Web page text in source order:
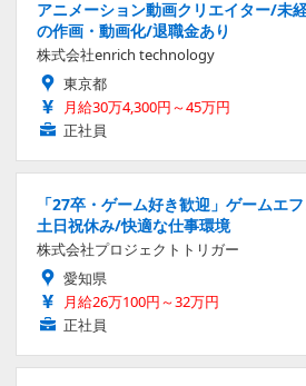
アニメーション動画クリエイター/未
の作画・動画化/退職金あり
株式会社enrich technology
東京都
月給30万4,300円～45万円
正社員
「27卒・ゲーム好き歓迎」ゲームエ
土日祝休み/快適な仕事環境
株式会社プロジェクトトリガー
愛知県
月給26万100円～32万円
正社員